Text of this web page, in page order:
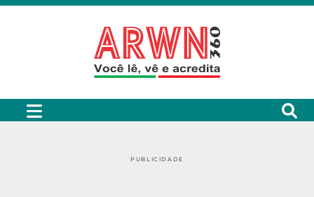
PUBLICIDADE